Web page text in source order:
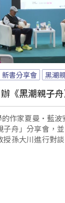
新書分享會 黑潮
《黑潮親子
作家夏曼·藍波
子舟」分享會，
孫大川進行對談
是由夏曼·藍波
傳統達悟族人的